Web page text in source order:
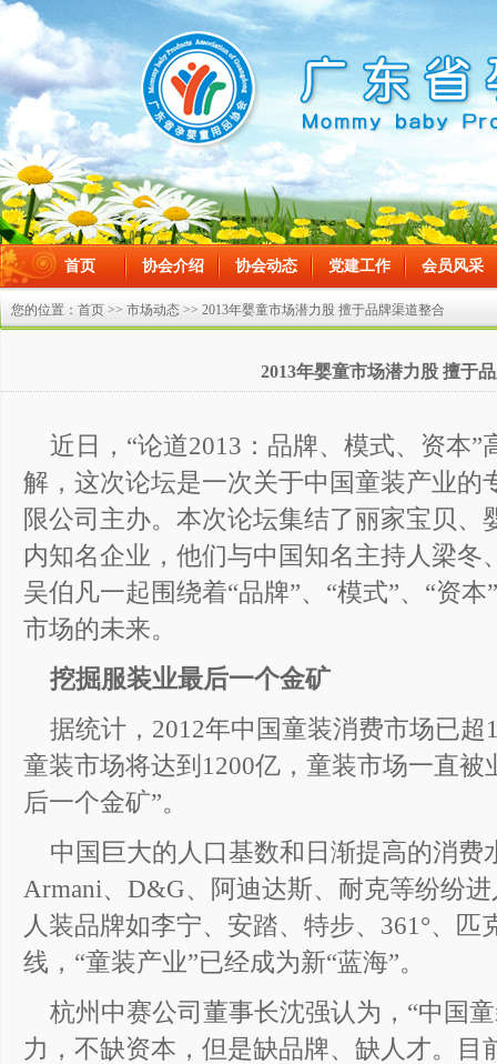
首页 协会介绍 协会动态 党建工作 会员风采
在线留言
您的位置： 首页 >> 市场动态 >> 2013年婴童市场潜力股 擅于品牌渠道整合
2013年婴童市场潜力股 擅于
近日，“论道2013：品牌、模式、资本
解，这次论坛是一次关于中国童装产业的
限公司主办。本次论坛集结了丽家宝贝、
内知名企业，他们与中国知名主持人梁冬
吴伯凡一起围绕着“品牌”、“模式”、“资
市场的未来。
挖掘服装业最后一个金矿
据统计，2012年中国童装消费市场已超
童装市场将达到1200亿，童装市场一直被
后一个金矿”。
中国巨大的人口基数和日渐提高的消
Armani、D&G、阿迪达斯、耐克等纷纷
人装品牌如李宁、安踏、特步、361°、匹
线，“童装产业”已经成为新“蓝海”。
杭州中赛公司董事长沈强认为，“中国
力，不缺资本，但是缺品牌、缺人才。目